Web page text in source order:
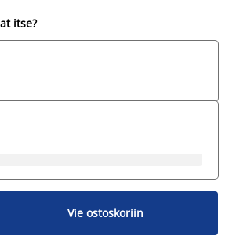
itse?
Vie ostoskoriin